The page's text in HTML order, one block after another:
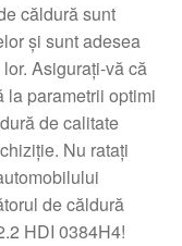
căldură sunt
și sunt adesea
Asigurați-vă că
la parametrii optimi
de calitate
Nu ratați
de căldură
HDI 0384H4!